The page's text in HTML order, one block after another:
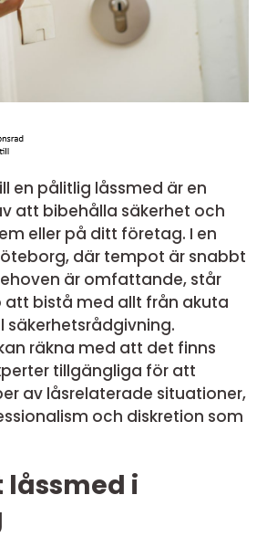
en pålitlig låssmed är en
att bibehålla säkerhet och
eller på ditt företag. I en
där tempot är snabbt
är omfattande, står
att bistå med allt från akuta
säkerhetsrådgivning.
räkna med att det finns
tillgängliga för att
av låsrelaterade situationer,
och diskretion som
i